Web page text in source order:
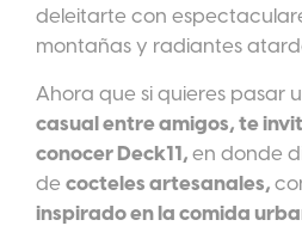
deleitarte con
montañas y radiantes
Ahora que si quieres pasar
casual entre amigos, te
conocer Deck11, en donde
de cocteles artesanales,
inspirado en la comida